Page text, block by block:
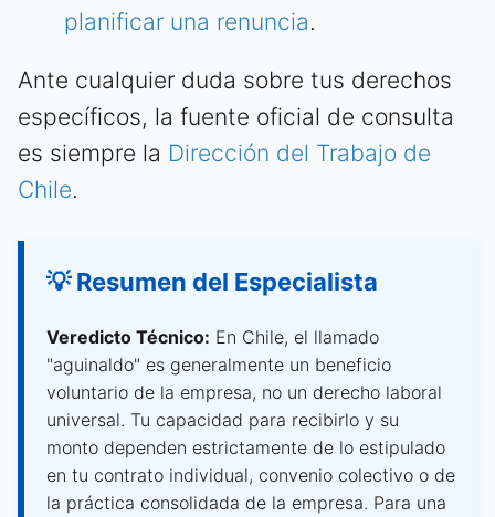
planificar una renuncia.
Ante cualquier duda sobre tus derechos
específicos, la fuente oficial de consulta
es siempre la Dirección del Trabajo de
Chile.
💡 Resumen del Especialista
Veredicto Técnico: En Chile, el llamado
"aguinaldo" es generalmente un beneficio
voluntario de la empresa, no un derecho laboral
universal. Tu capacidad para recibirlo y su
monto dependen estrictamente de lo estipulado
en tu contrato individual, convenio colectivo o de
la práctica consolidada de la empresa. Para una